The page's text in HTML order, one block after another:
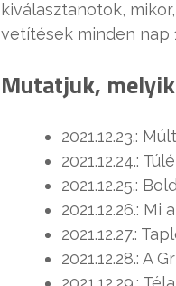
kiválasztanotok,
vetítések minden nap
Mutatjuk,
2021.12.23.:
2021.12.24.:
2021.12.25.:
2021.12.26.: Mi
2021.12.27.:
2021.12.28.: A